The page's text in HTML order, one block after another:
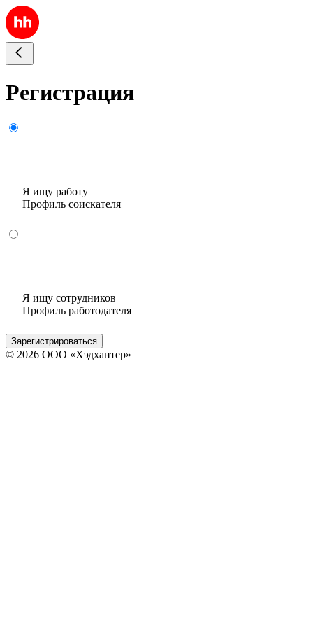
Регистрация
Я ищу работу
Профиль соискателя
Я ищу сотрудников
Профиль работодателя
Зарегистрироваться
© 2026 ООО «Хэдхантер»